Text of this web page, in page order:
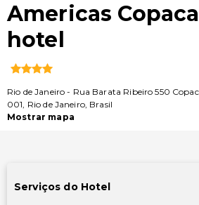
Americas
hotel
Rio de Janeiro - Rua Barata Ribeiro 550
001, Rio de Janeiro, Brasil
Mostrar mapa
Serviços do Hotel